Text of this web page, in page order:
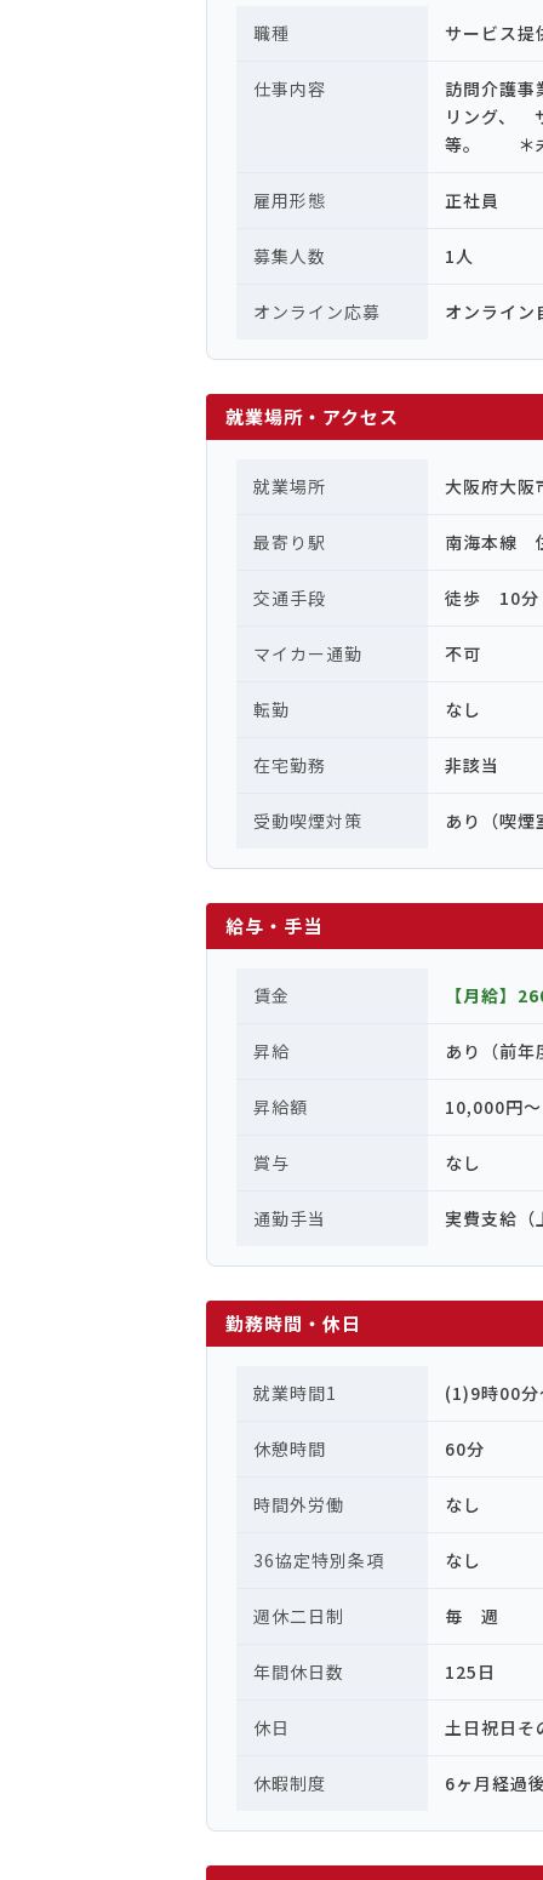
職種 サービス提
仕事内容
訪問介護
リング、
等。 ＊未
雇用形態 正社員
募集人数 1人
オンライン応募 オンライン
就業場所・アクセス
就業場所 大阪府大
最寄り駅 南海本線
交通手段 徒歩 10分
マイカー通勤 不可
転勤 なし
在宅勤務 非該当
受動喫煙対策 あり（喫煙
給与・手当
賃金 【月給】
昇給 あり（前
昇給額 10,000円
賞与 なし
通勤手当 実費支給（
勤務時間・休日
就業時間1 (1)9時00
休憩時間 60分
時間外労働 なし
36協定特別条項 なし
週休二日制 毎 週
年間休日数 125日
休日 土日祝日そ
休暇制度 6ヶ月経過